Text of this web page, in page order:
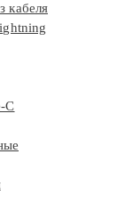
кабеля
C